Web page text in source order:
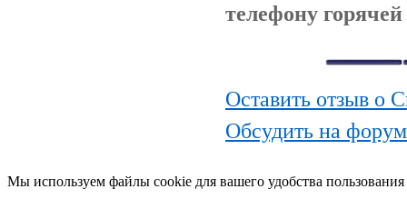
телефону
Оставить отзыв о
Обсудить на
Мы используем файлы cookie для вашего удобства